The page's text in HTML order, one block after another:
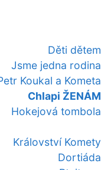
Děti dětem
Jsme jedna rodina
Koukal a Kometa
Chlapi ŽENÁM
Hokejová tombola
Království Komety
Dortiáda